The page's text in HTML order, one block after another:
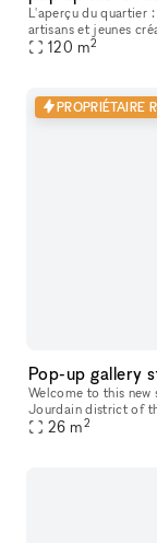
L'aperçu du quartier
artisans et jeunes
lieu culturel et
120 m2
PROPRIÉTAIRE
Pop-up gallery
Welcome to this
Jourdain district of
contemporary art
26 m2